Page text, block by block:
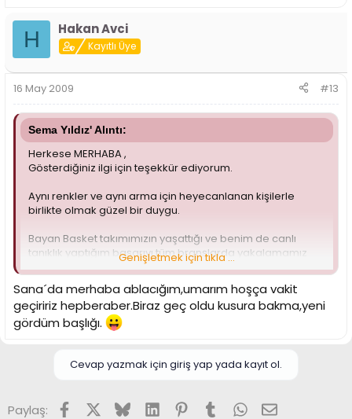
H Hakan Avci
Kayıtlı Üye
16 May 2009 #13
Sema Yıldız' Alıntı:
Herkese MERHABA ,
Gösterdiğiniz ilgi için teşekkür ediyorum.
Aynı renkler ve aynı arma için heyecanlanan kişilerle
birlikte olmak güzel bir duygu.
Bayan Basket takımımızın yaşattığı ve benim de canlı
tanıklık yaptığım başarıyı tüm branşlarda yakalamamız
dileğiyle,
Sevgiler...
Sema Yıldız
Genişletmek için tıkla ...
Sana´da merhaba ablacığım,umarım hoşça vakit
geçiririz hepberaber.Biraz geç oldu kusura bakma,yeni
gördüm başlığı.
Cevap yazmak için giriş yap yada kayıt ol.
Paylaş: FacebookX (Twitter)
BlueskyLinkedInPinterest
TumblrWhatsApp
E-posta